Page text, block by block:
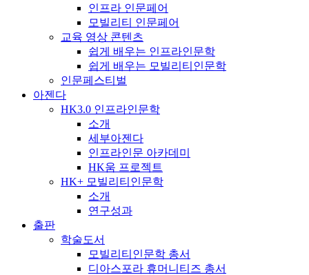
인프라 인문페어
모빌리티 인문페어
교육 영상 콘텐츠
쉽게 배우는 인프라인문학
쉽게 배우는 모빌리티인문학
인문페스티벌
아젠다
HK3.0 인프라인문학
소개
세부아젠다
인프라인문 아카데미
HK움 프로젝트
HK+ 모빌리티인문학
소개
연구성과
출판
학술도서
모빌리티인문학 총서
디아스포라 휴머니티즈 총서